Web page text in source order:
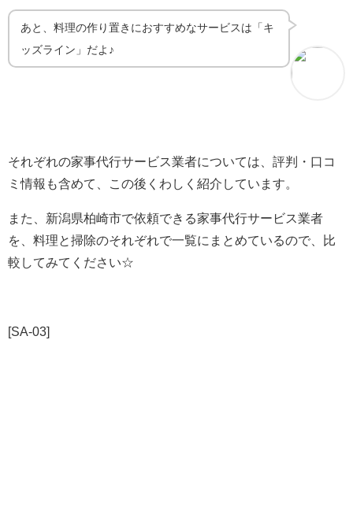
あと、料理の作り置きにおすすめなサービスは「キ
ッズライン」だよ♪
それぞれの家事代行サービス業者については、評判・口コ
ミ情報も含めて、この後くわしく紹介しています。
また、新潟県柏崎市で依頼できる家事代行サービス業者
を、料理と掃除のそれぞれで一覧にまとめているので、比
較してみてください☆
[SA-03]